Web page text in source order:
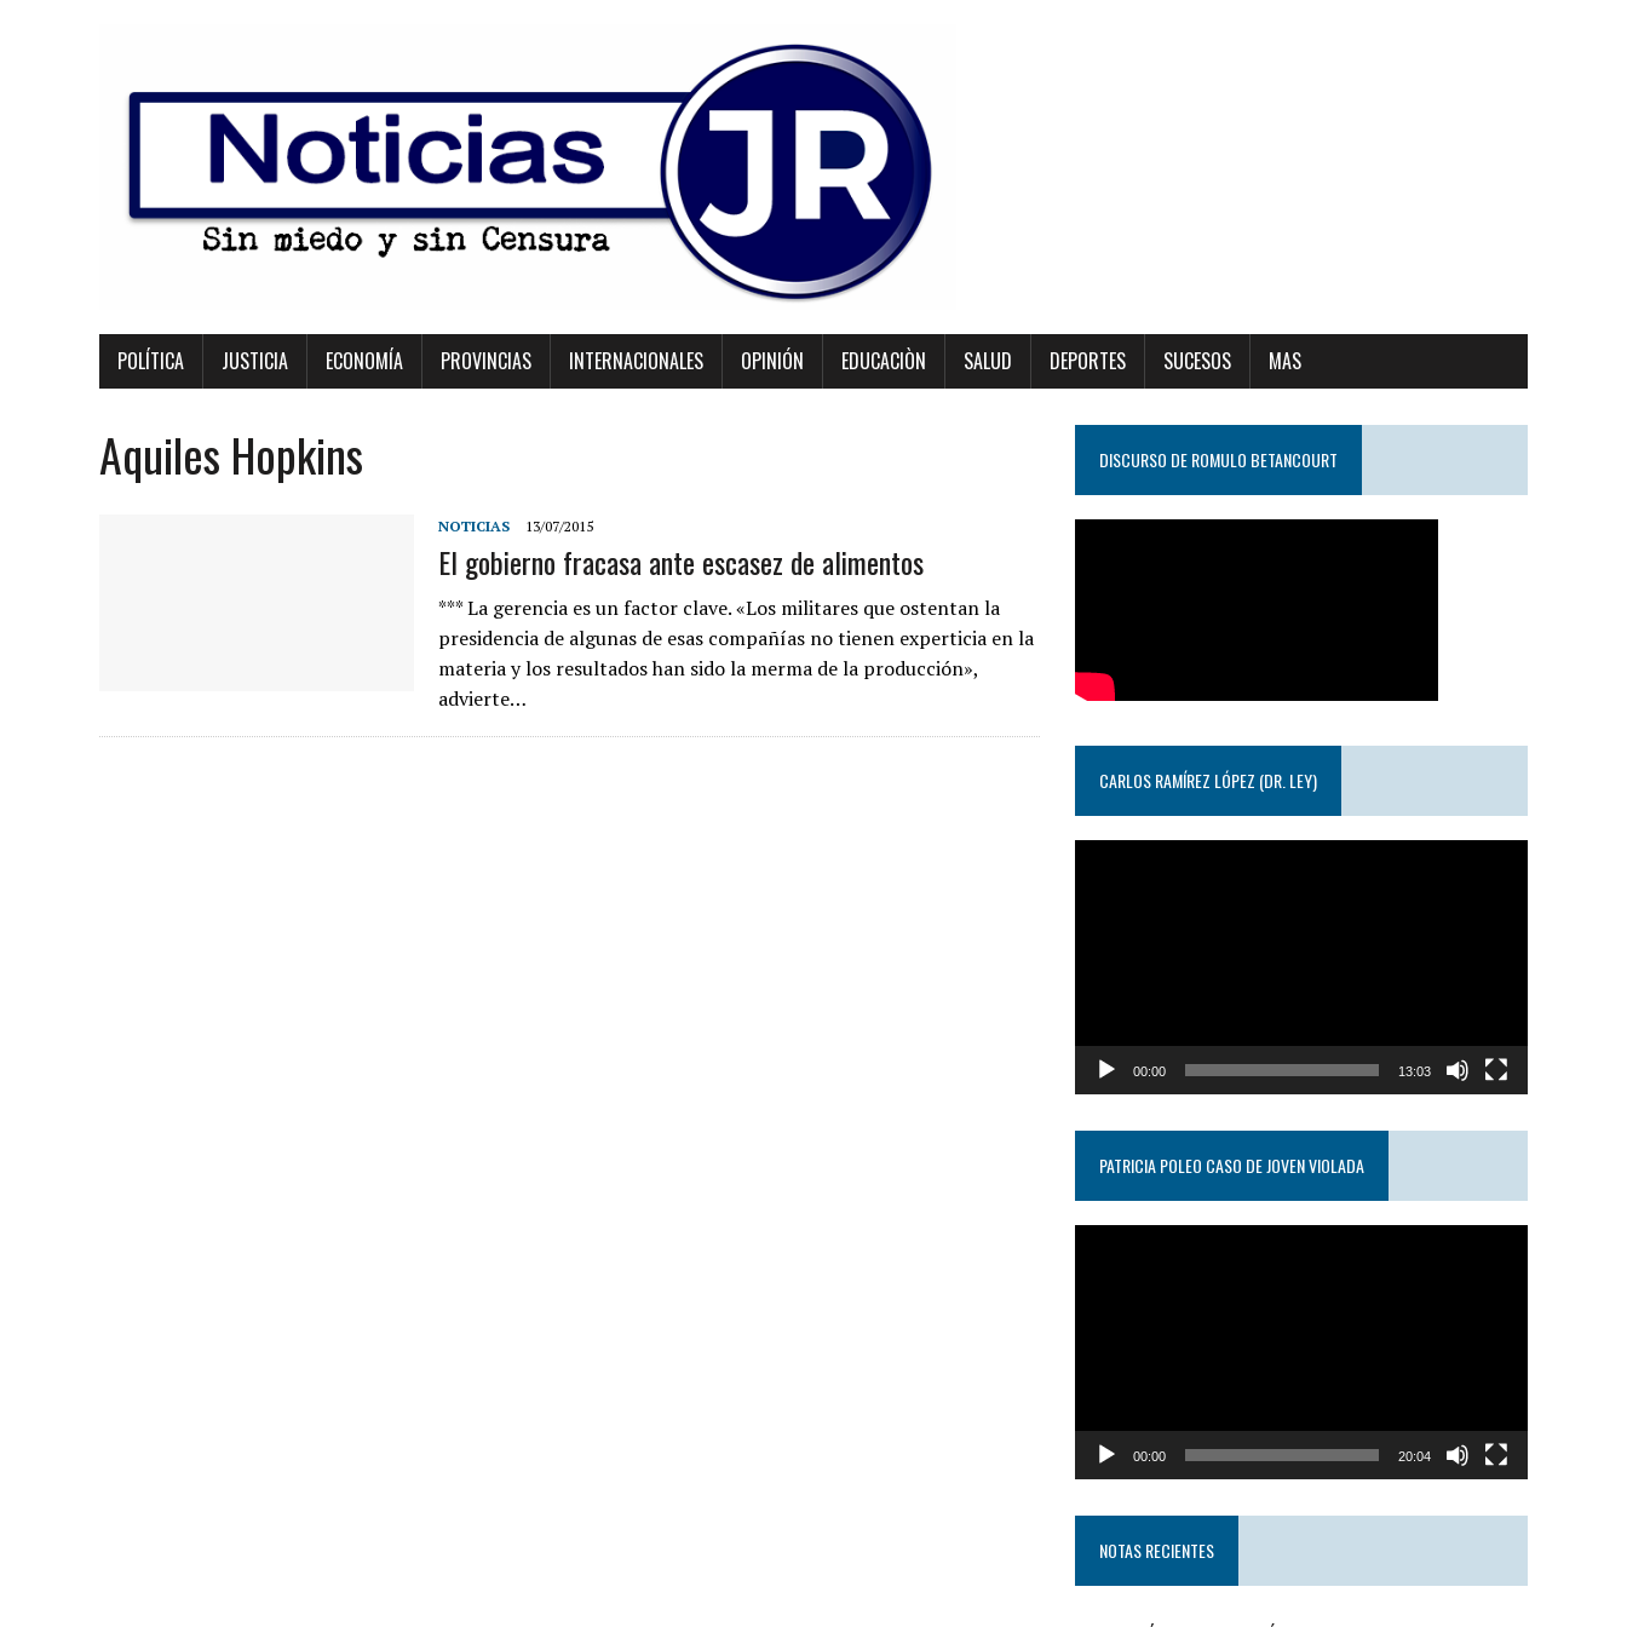
POLÍTICA JUSTICIA ECONOMÍA PROVINCIAS INTERNACIONALES OPINIÓN EDUCACIÒN SALUD DEPORTES SUCESOS MAS
Aquiles Hopkins
NOTICIAS 13/07/2015
El gobierno fracasa ante escasez de alimentos
*** La gerencia es un factor clave. «Los militares que ostentan la
presidencia de algunas de esas compañías no tienen experticia en la
materia y los resultados han sido la merma de la producción»,
advierte…
DISCURSO DE ROMULO BETANCOURT
CARLOS RAMÍREZ LÓPEZ (DR. LEY)
00:00 13:03
PATRICIA POLEO CASO DE JOVEN VIOLADA
00:00 20:04
NOTAS RECIENTES